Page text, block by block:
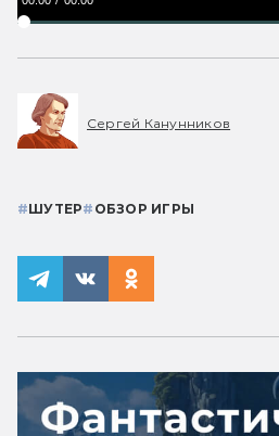
Сергей Канунников
#ШУТЕР# ОБЗОР ИГРЫ